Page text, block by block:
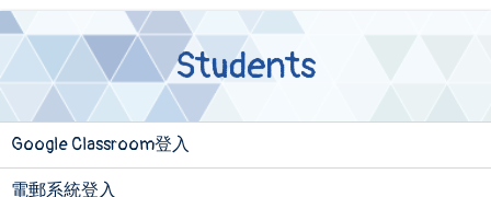
Students
Google Classroom登入
電郵系統登入